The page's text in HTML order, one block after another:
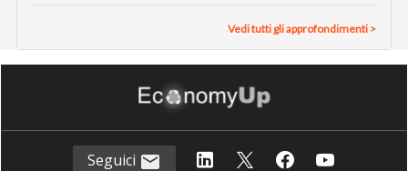
Vedi tutti gli approfondimenti >
Seguici